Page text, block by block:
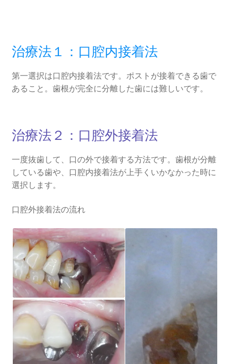
治療法１：口腔内接着法
第一選択は口腔内接着法です。ポストが接着できる歯で
あること。歯根が完全に分離した歯には難しいです。
治療法２：口腔外接着法
一度抜歯して、口の外で接着する方法です。歯根が分離
している歯や、口腔内接着法が上手くいかなかった時に
選択します。
口腔外接着法の流れ